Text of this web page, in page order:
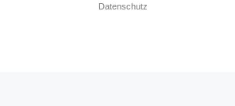
Datenschutz